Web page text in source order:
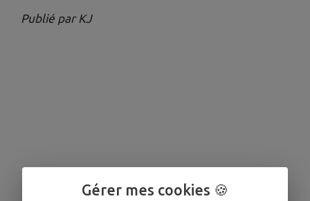
Publié par KJ
Gérer mes cookies 🍪